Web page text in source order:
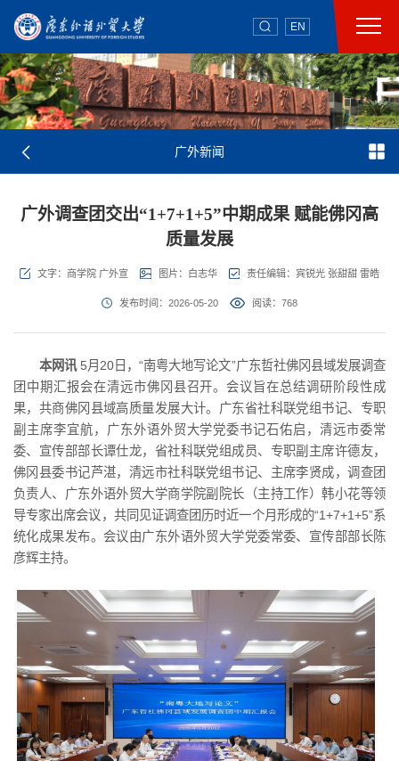
EN
广外新闻
广外调查团交出“1+7+1+5”中期成果 赋能佛冈高
质量发展
文字：商学院 广外宣 图片：白志华 责任编辑：宾锐光 张甜甜 雷皓
发布时间：2026-05-20 阅读： 768
本网讯 5月20日，“南粤大地写论文”广东哲社佛冈县域发展调查
团中期汇报会在清远市佛冈县召开。会议旨在总结调研阶段性成
果，共商佛冈县域高质量发展大计。广东省社科联党组书记、专职
副主席李宜航，广东外语外贸大学党委书记石佑启，清远市委常
委、宣传部部长谭仕龙，省社科联党组成员、专职副主席许德友，
佛冈县委书记芦湛，清远市社科联党组书记、主席李贤成，调查团
负责人、广东外语外贸大学商学院副院长（主持工作）韩小花等领
导专家出席会议，共同见证调查团历时近一个月形成的“1+7+1+5”系
统化成果发布。会议由广东外语外贸大学党委常委、宣传部部长陈
彦辉主持。